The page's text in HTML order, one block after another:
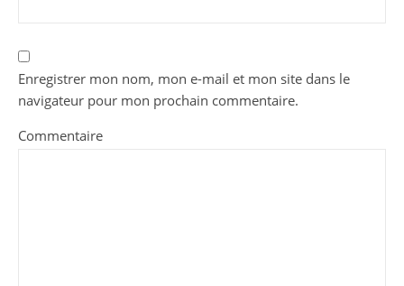
Enregistrer mon nom, mon e-mail et mon site dans le
navigateur pour mon prochain commentaire.
Commentaire